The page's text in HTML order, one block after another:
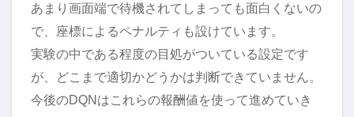
あまり画面端で待機されてしまっても面白くないの
で、座標によるペナルティも設けています。
実験の中である程度の目処がついている設定です
が、どこまで適切かどうかは判断できていません。
今後のDQNはこれらの報酬値を使って進めていき